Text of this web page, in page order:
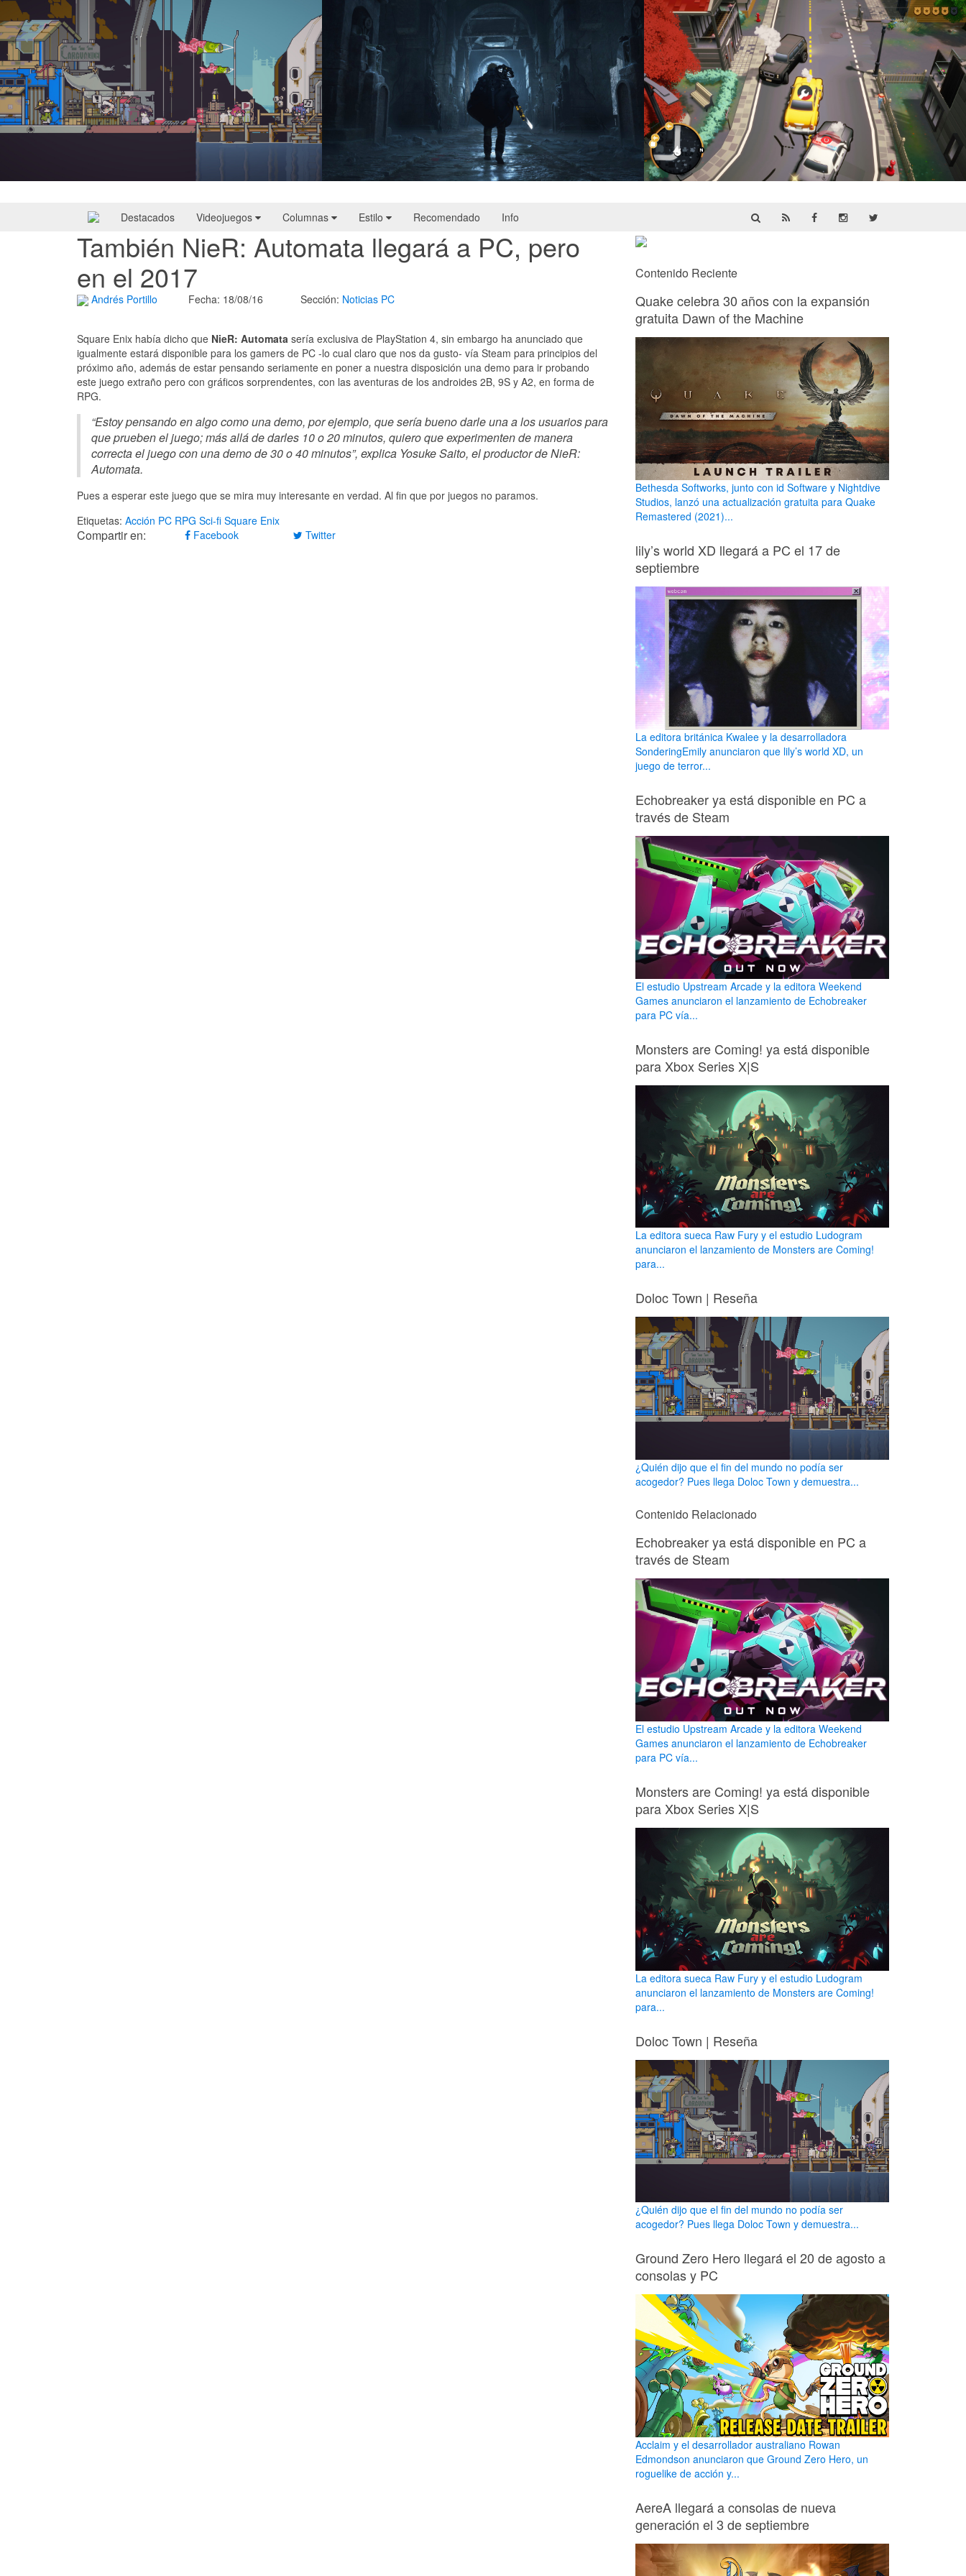
Destacados Videojuegos Columnas Estilo Recomendado Info
También NieR: Automata llegará a PC, pero
en el 2017
Andrés Portillo Fecha: 18/08/16 Sección: Noticias PC
Square Enix había dicho que NieR: Automata sería exclusiva de PlayStation 4, sin embargo ha anunciado que
igualmente estará disponible para los gamers de PC -lo cual claro que nos da gusto- vía Steam para principios del
próximo año, además de estar pensando seriamente en poner a nuestra disposición una demo para ir probando
este juego extraño pero con gráficos sorprendentes, con las aventuras de los androides 2B, 9S y A2, en forma de
RPG.
“Estoy pensando en algo como una demo, por ejemplo, que sería bueno darle una a los usuarios para
que prueben el juego; más allá de darles 10 o 20 minutos, quiero que experimenten de manera
correcta el juego con una demo de 30 o 40 minutos”, explica Yosuke Saito, el productor de NieR:
Automata.
Pues a esperar este juego que se mira muy interesante en verdad. Al fin que por juegos no paramos.
Etiquetas: Acción PC RPG Sci-fi Square Enix
Compartir en: Facebook Twitter
Contenido Reciente
Quake celebra 30 años con la expansión
gratuita Dawn of the Machine
Bethesda Softworks, junto con id Software y Nightdive
Studios, lanzó una actualización gratuita para Quake
Remastered (2021)...
lily’s world XD llegará a PC el 17 de
septiembre
La editora británica Kwalee y la desarrolladora
SonderingEmily anunciaron que lily’s world XD, un
juego de terror...
Echobreaker ya está disponible en PC a
través de Steam
El estudio Upstream Arcade y la editora Weekend
Games anunciaron el lanzamiento de Echobreaker
para PC vía...
Monsters are Coming! ya está disponible
para Xbox Series X|S
La editora sueca Raw Fury y el estudio Ludogram
anunciaron el lanzamiento de Monsters are Coming!
para...
Doloc Town | Reseña
¿Quién dijo que el fin del mundo no podía ser
acogedor? Pues llega Doloc Town y demuestra...
Contenido Relacionado
Echobreaker ya está disponible en PC a
través de Steam
El estudio Upstream Arcade y la editora Weekend
Games anunciaron el lanzamiento de Echobreaker
para PC vía...
Monsters are Coming! ya está disponible
para Xbox Series X|S
La editora sueca Raw Fury y el estudio Ludogram
anunciaron el lanzamiento de Monsters are Coming!
para...
Doloc Town | Reseña
¿Quién dijo que el fin del mundo no podía ser
acogedor? Pues llega Doloc Town y demuestra...
Ground Zero Hero llegará el 20 de agosto a
consolas y PC
Acclaim y el desarrollador australiano Rowan
Edmondson anunciaron que Ground Zero Hero, un
roguelike de acción y...
AereA llegará a consolas de nueva
generación el 3 de septiembre